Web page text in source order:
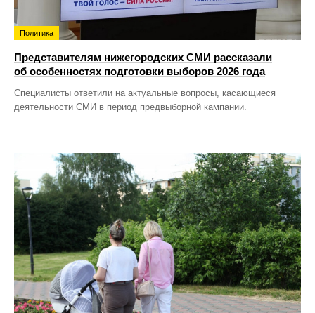
Политика
Представителям нижегородских СМИ рассказали
об особенностях подготовки выборов 2026 года
Специалисты ответили на актуальные вопросы, касающиеся
деятельности СМИ в период предвыборной кампании.